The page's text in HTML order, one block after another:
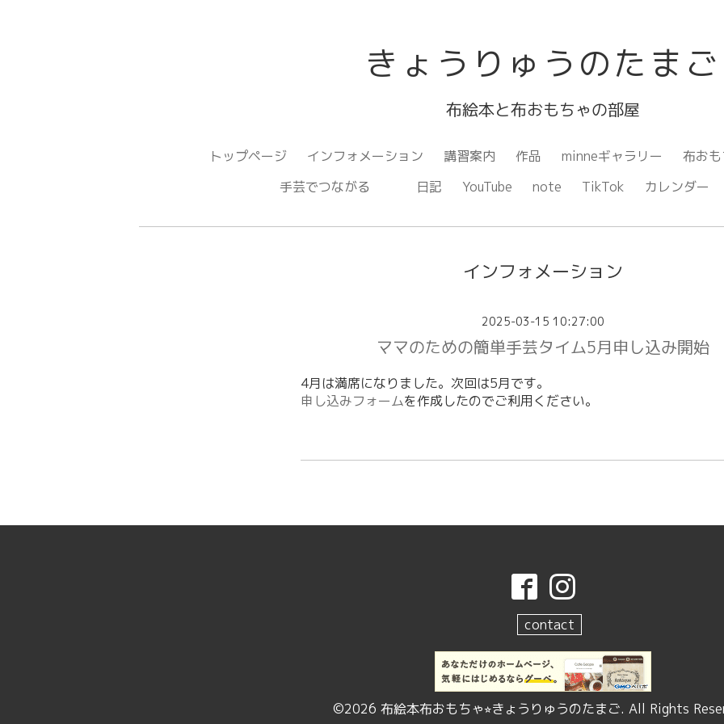
きょうりゅうのたまご
布絵本と布おもちゃの部屋
トップページ インフォメーション 講習案内 作品 minneギャラリー 布お
手芸でつながる
日記 YouTube note TikTok カレンダー
インフォメーション
2025-03-15 10:27:00
ママのための簡単手芸タイム5月申し込み開始
4月は満席になりました。次回は5月です。
申し込みフォームを作成したのでご利用ください。
contact
©2026 布絵本布おもちゃ⭐︎きょうりゅうのたまご. All Rights